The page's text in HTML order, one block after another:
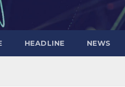
HEADLINE NEWS